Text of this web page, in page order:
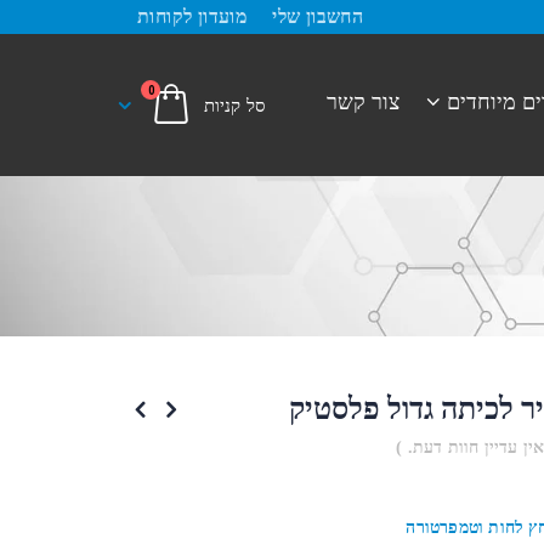
החשבון שלי מועדון לקוחות
מיוחדים צור קשר 0
לכיתה גדול פלסטיק
עדיין חוות דעת. )
לחות וטמפרטורה